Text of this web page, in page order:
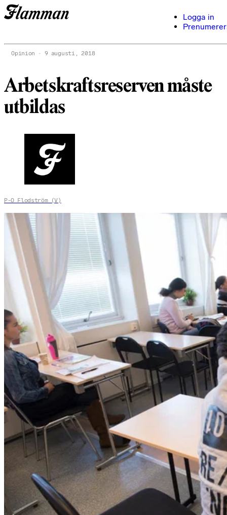
Logga in
Opinion 9 augusti, 2018
Arbetskraftsreserven måste
utbildas
P-O Flodström (V)